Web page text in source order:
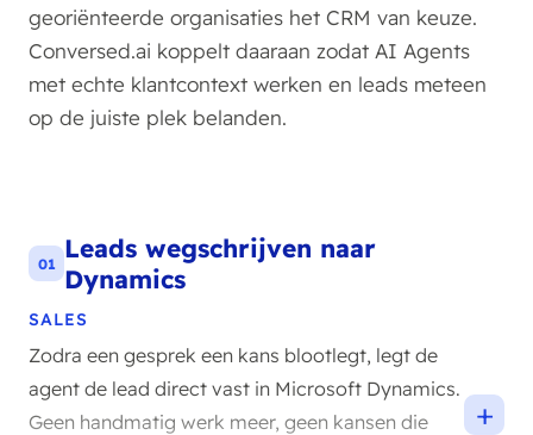
georiënteerde organisaties het CRM van keuze.
Conversed.ai koppelt daaraan zodat AI Agents
met echte klantcontext werken en leads meteen
op de juiste plek belanden.
01 Leads wegschrijven naar
Dynamics
SALES
Zodra een gesprek een kans blootlegt, legt de
agent de lead direct vast in Microsoft Dynamics.
Geen handmatig werk meer, geen kansen die
+